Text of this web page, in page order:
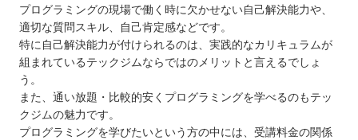
プログラミングの現場で働く時に欠かせない自己解決能力や、
適切な質問スキル、自己肯定感などです。
特に自己解決能力が付けられるのは、実践的なカリキュラムが
組まれているテックジムならではのメリットと言えるでしょ
う。
また、通い放題・比較的安くプログラミングを学べるのもテッ
クジムの魅力です。
プログラミングを学びたいという方の中には、受講料金の関係